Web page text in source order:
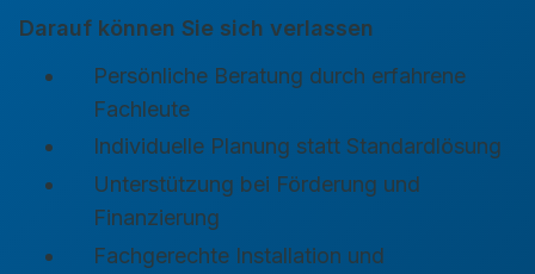
Darauf können Sie sich verlassen
Persönliche Beratung durch erfahrene
Fachleute
Individuelle Planung statt Standardlösung
Unterstützung bei Förderung und
Finanzierung
Fachgerechte Installation und